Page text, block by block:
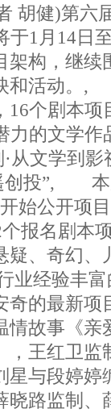
健)第六
1月14日
架构，继续
和活动
个剧本项
力的文学作
从文学到
投”, 本
始公开项
报名剧本
疑、奇幻、
经验丰富
的最新项
情故事《亲
王红卫监
与段婷婷
路监制、